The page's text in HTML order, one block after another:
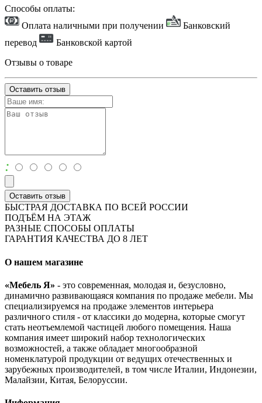
Способы оплаты:
Оплата наличными при получении
Банковский
перевод
Банковской картой
Отзывы о товаре
Оставить отзыв
:
Оставить отзыв
БЫСТРАЯ ДОСТАВКА ПО ВСЕЙ РОССИИ
ПОДЪЁМ НА ЭТАЖ
РАЗНЫЕ СПОСОБЫ ОПЛАТЫ
ГАРАНТИЯ КАЧЕСТВА ДО 8 ЛЕТ
О нашем магазине
«Мебель Я» - это современная, молодая и, безусловно,
динамично развивающаяся компания по продаже мебели. Мы
специализируемся на продаже элементов интерьера
различного стиля - от классики до модерна, которые смогут
стать неотъемлемой частицей любого помещения. Наша
компания имеет широкий набор технологических
возможностей, а также обладает многообразной
номенклатурой продукции от ведущих отечественных и
зарубежных производителей, в том числе Италии, Индонезии,
Малайзии, Китая, Белоруссии.